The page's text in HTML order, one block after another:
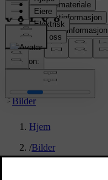
Pressemateriale
Produktinformasjon
Selskapsinformasjon
Mediekontakter
location:
NO
Bilder
Hjem
/Bilder